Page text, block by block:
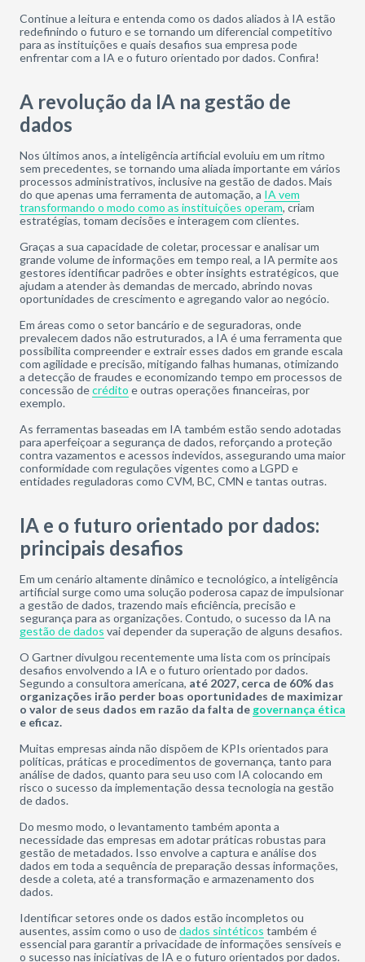
Continue a leitura e entenda como os dados aliados à IA estão
redefinindo o futuro e se tornando um diferencial competitivo
para as instituições e quais desafios sua empresa pode
enfrentar com a IA e o futuro orientado por dados. Confira!
A revolução da IA na gestão de
dados
Nos últimos anos, a inteligência artificial evoluiu em um ritmo
sem precedentes, se tornando uma aliada importante em vários
processos administrativos, inclusive na gestão de dados. Mais
do que apenas uma ferramenta de automação, a IA vem
transformando o modo como as instituições operam, criam
estratégias, tomam decisões e interagem com clientes.
Graças a sua capacidade de coletar, processar e analisar um
grande volume de informações em tempo real, a IA permite aos
gestores identificar padrões e obter insights estratégicos, que
ajudam a atender às demandas de mercado, abrindo novas
oportunidades de crescimento e agregando valor ao negócio.
Em áreas como o setor bancário e de seguradoras, onde
prevalecem dados não estruturados, a IA é uma ferramenta que
possibilita compreender e extrair esses dados em grande escala
com agilidade e precisão, mitigando falhas humanas, otimizando
a detecção de fraudes e economizando tempo em processos de
concessão decrédito e outras operações financeiras, por
exemplo.
As ferramentas baseadas em IA também estão sendo adotadas
para aperfeiçoar a segurança de dados, reforçando a proteção
contra vazamentos e acessos indevidos, assegurando uma maior
conformidade com regulações vigentes como a LGPD e
entidades reguladoras como CVM, BC, CMN e tantas outras.
IA e o futuro orientado por dados:
principais desafios
Em um cenário altamente dinâmico e tecnológico, a inteligência
artificial surge como uma solução poderosa capaz de impulsionar
a gestão de dados, trazendo mais eficiência, precisão e
segurança para as organizações. Contudo, o sucesso da IA na
gestão de dados vai depender da superação de alguns desafios.
O Gartner divulgou recentemente uma lista com os principais
desafios envolvendo a IA e o futuro orientado por dados.
Segundo a consultora americana, até 2027, cerca de 60% das
organizações irão perder boas oportunidades de maximizar
o valor de seus dados em razão da falta de governança ética
e eficaz.
Muitas empresas ainda não dispõem de KPIs orientados para
políticas, práticas e procedimentos de governança, tanto para
análise de dados, quanto para seu uso com IA colocando em
risco o sucesso da implementação dessa tecnologia na gestão
de dados.
Do mesmo modo, o levantamento também aponta a
necessidade das empresas em adotar práticas robustas para
gestão de metadados. Isso envolve a captura e análise dos
dados em toda a sequência de preparação dessas informações,
desde a coleta, até a transformação e armazenamento dos
dados.
Identificar setores onde os dados estão incompletos ou
ausentes, assim como o uso dedados sintéticos também é
essencial para garantir a privacidade de informações sensíveis e
o sucesso nas iniciativas de IA e o futuro orientados por dados.